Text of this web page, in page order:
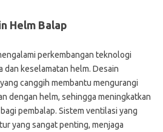
Helm Balap
perkembangan teknologi
keselamatan helm. Desain
yang canggih membantu mengurangi
dengan helm, sehingga meningkatkan
pembalap. Sistem ventilasi yang
yang sangat penting, menjaga